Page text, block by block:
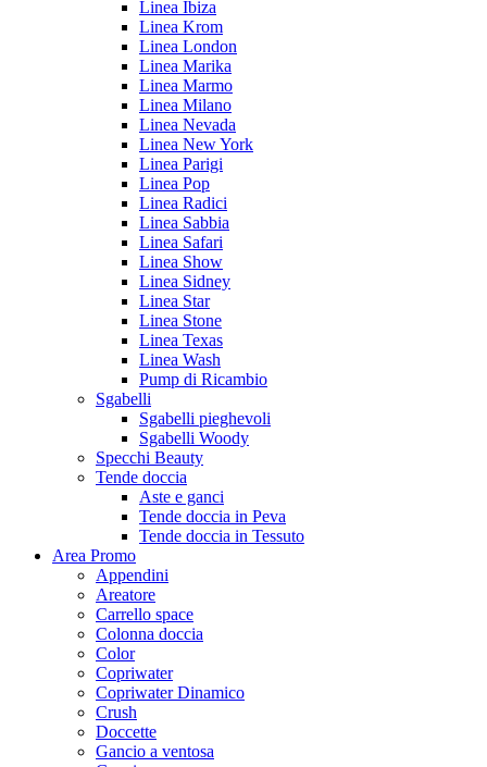
Linea Ibiza
Linea Krom
Linea London
Linea Marika
Linea Marmo
Linea Milano
Linea Nevada
Linea New York
Linea Parigi
Linea Pop
Linea Radici
Linea Sabbia
Linea Safari
Linea Show
Linea Sidney
Linea Star
Linea Stone
Linea Texas
Linea Wash
Pump di Ricambio
Sgabelli
Sgabelli pieghevoli
Sgabelli Woody
Specchi Beauty
Tende doccia
Aste e ganci
Tende doccia in Peva
Tende doccia in Tessuto
Area Promo
Appendini
Areatore
Carrello space
Colonna doccia
Color
Copriwater
Copriwater Dinamico
Crush
Doccette
Gancio a ventosa